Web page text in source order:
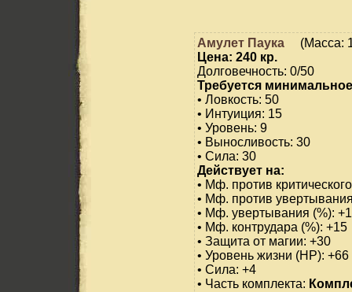
Амулет Паука
(Масса:
Цена: 240 кр.
Долговечность: 0/50
Требуется
• Ловкость: 50
• Интуиция: 15
• Уровень: 9
• Выносливость: 30
• Сила: 30
Действует на:
• Мф. против
• Мф. против
• Мф. увертывания (%):
• Мф. контрудара (%): +15
• Защита от магии: +30
• Уровень жизни (HP): +66
• Сила: +4
• Часть комплекта: